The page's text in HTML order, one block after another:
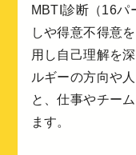
MBTI診断（16パ
しや得意不得意
用し自己理解を
ルギーの方向や
と、仕事やチー
ます。